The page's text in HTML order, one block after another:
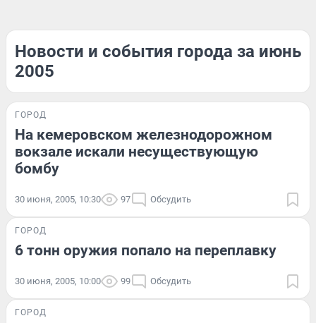
Новости и события города за июнь
2005
ГОРОД
На кемеровском железнодорожном
вокзале искали несуществующую
бомбу
30 июня, 2005, 10:30 97 Обсудить
ГОРОД
6 тонн оружия попало на переплавку
30 июня, 2005, 10:00 99 Обсудить
ГОРОД